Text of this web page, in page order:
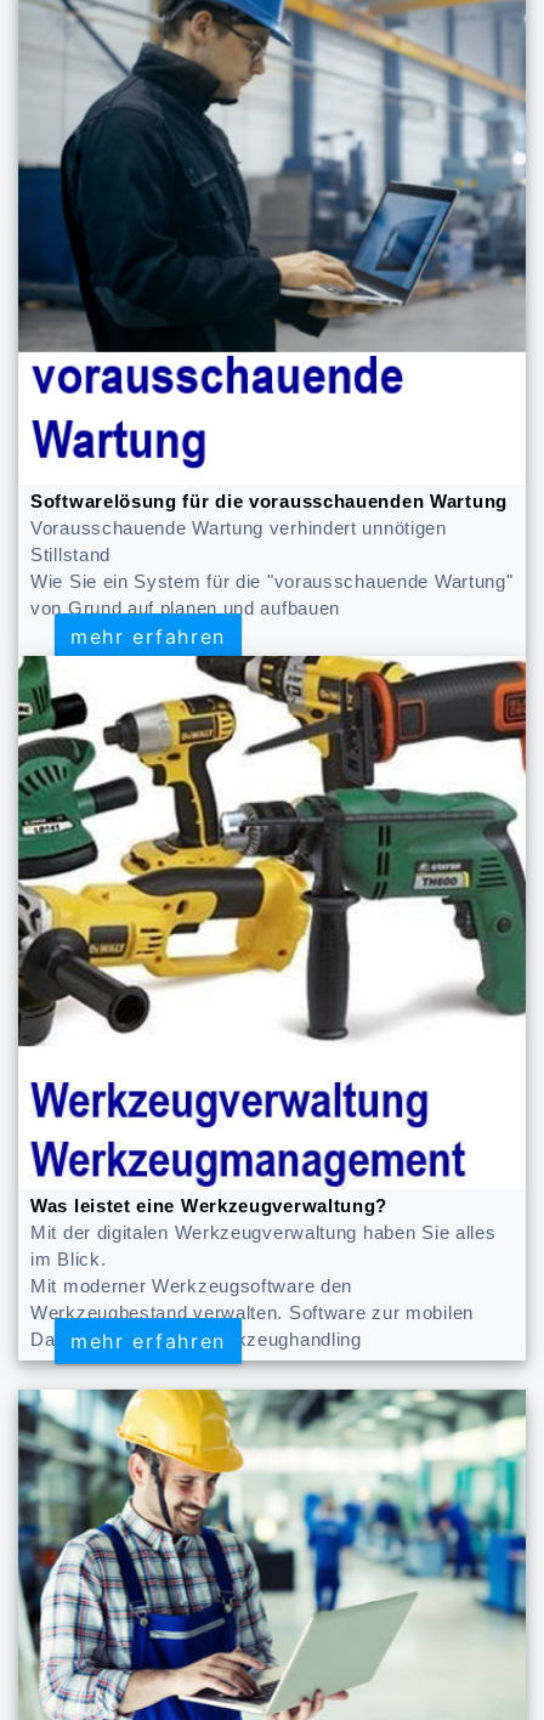
Softwarelösung für die vorausschauenden Wartung
Vorausschauende Wartung verhindert unnötigen
Stillstand
Wie Sie ein System für die "vorausschauende Wartung"
von Grund auf planen und aufbauen
mehr erfahren
mehr erfahren
Was leistet eine Werkzeugverwaltung?
Mit der digitalen Werkzeugverwaltung haben Sie alles
im Blick.
Mit moderner Werkzeugsoftware den
Werkzeugbestand verwalten. Software zur mobilen
Datenerfassung im Werkzeughandling
mehr erfahren
mehr erfahren